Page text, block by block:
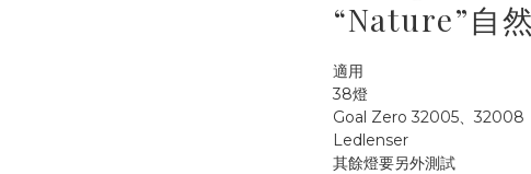
“Nature”自然
適用
38燈
Goal Zero 32005、32008
Ledlenser
其餘燈要另外測試